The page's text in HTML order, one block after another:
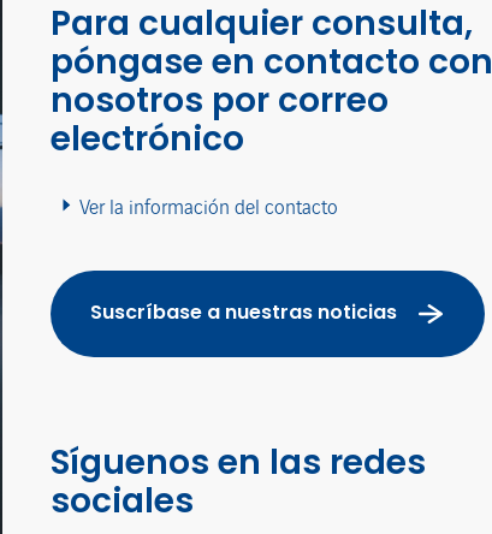
Para cualquier consulta,
póngase en contacto con
nosotros por correo
electrónico
Ver la información del contacto
Suscríbase a nuestras noticias
Síguenos en las redes
sociales